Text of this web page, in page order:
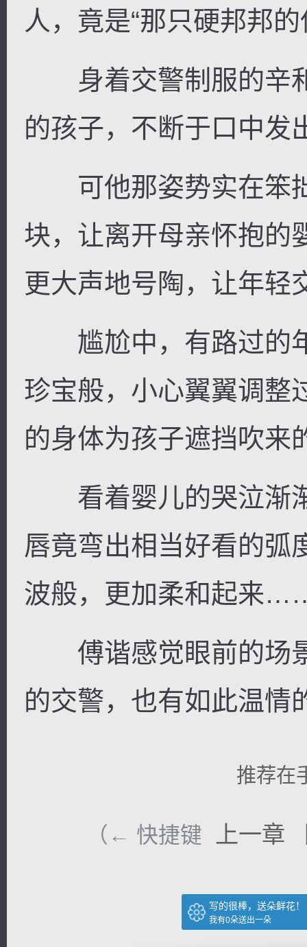
人，竟是“那只硬邦邦的
身着交警制服的辛
的孩子，不断于口中发
可他那姿势实在笨
块，让离开母亲怀抱的
更大声地号陶，让年轻
尴尬中，有路过的
珍宝般，小心翼翼调整
的身体为孩子遮挡吹来
看着婴儿的哭泣渐渐
唇竟弯出相当好看的弧
波般，更加柔和起来
傅谐感觉眼前的场
的交警，也有如此温情
推荐在
（← 快捷键 上一章
写的很棒，送朵鲜花！
我有0朵送出一朵